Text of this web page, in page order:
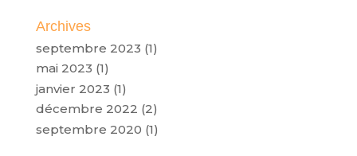
Archives
septembre 2023 (1)
mai 2023 (1)
janvier 2023 (1)
décembre 2022 (2)
septembre 2020 (1)